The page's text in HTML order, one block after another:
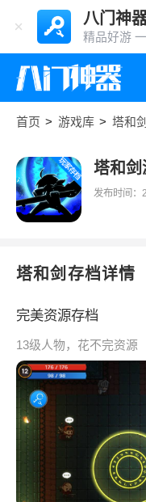
八门神
精品好游
首页 > 游戏库 > 塔和剑
塔和剑
发布时间：
塔和剑存档详情
完美资源存档
13级人物，花不完资源